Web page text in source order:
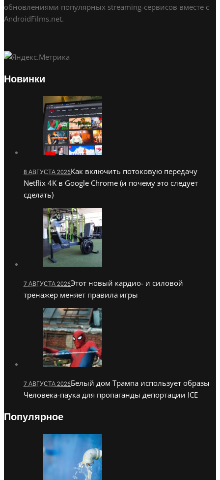
обновлениями популярных streaming-сервисов вместе с
AndroidFilms.net.
Новинки
8 АВГУСТА 2026Как включить потоковую передачу
Netflix 4K в Google Chrome (и почему это следует
сделать)
7 АВГУСТА 2026Этот новый кардио- и силовой
тренажер меняет правила игры
7 АВГУСТА 2026Белый дом Трампа использует образы
Человека-паука для пропаганды депортации ICE
Популярное